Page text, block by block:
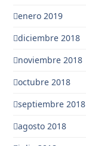
enero 2019
diciembre 2018
noviembre 2018
octubre 2018
septiembre 2018
agosto 2018